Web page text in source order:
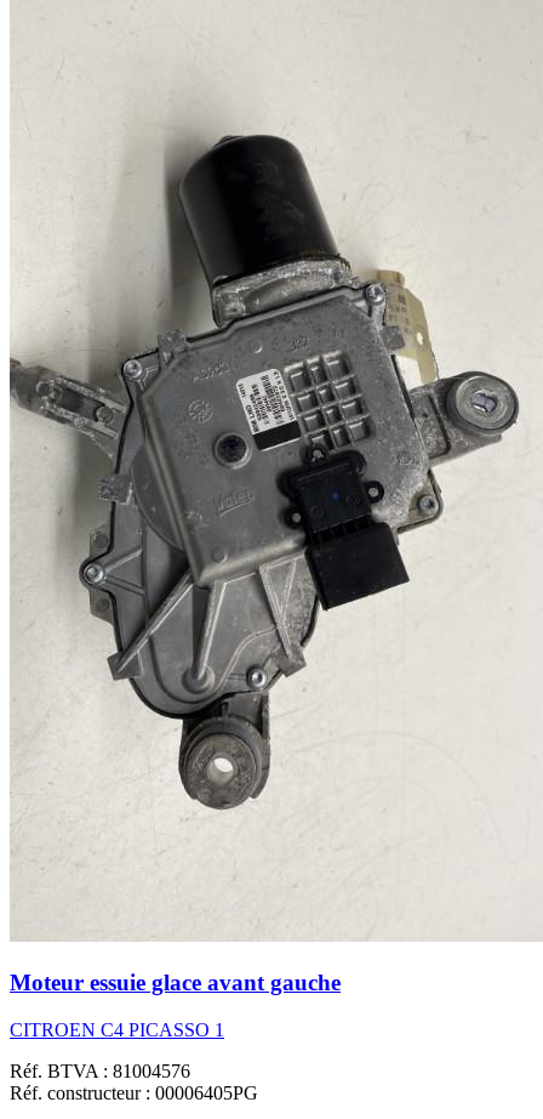
Moteur essuie glace avant gauche
CITROEN C4 PICASSO 1
Réf. BTVA : 81004576
Réf. constructeur : 00006405PG